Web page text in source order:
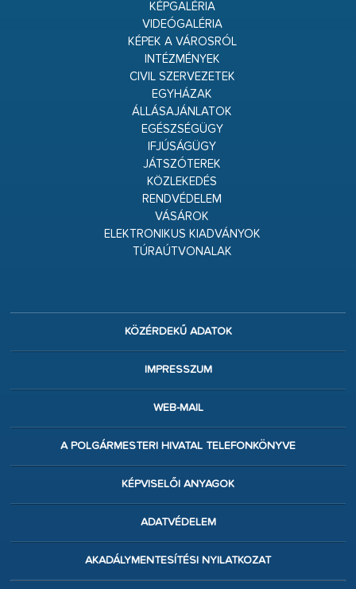
KÉPGALÉRIA
VIDEÓGALÉRIA
KÉPEK A VÁROSRÓL
INTÉZMÉNYEK
CIVIL SZERVEZETEK
EGYHÁZAK
ÁLLÁSAJÁNLATOK
EGÉSZSÉGÜGY
IFJÚSÁGÜGY
JÁTSZÓTEREK
KÖZLEKEDÉS
RENDVÉDELEM
VÁSÁROK
ELEKTRONIKUS KIADVÁNYOK
TÚRAÚTVONALAK
KÖZÉRDEKŰ ADATOK
IMPRESSZUM
WEB-MAIL
A POLGÁRMESTERI HIVATAL TELEFONKÖNYVE
KÉPVISELŐI ANYAGOK
ADATVÉDELEM
AKADÁLYMENTESÍTÉSI NYILATKOZAT